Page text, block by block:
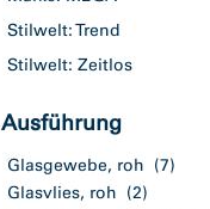
Stilwelt: Trend
Stilwelt: Zeitlos
Ausführung
Glasgewebe, roh (7)
Glasvlies, roh (2)